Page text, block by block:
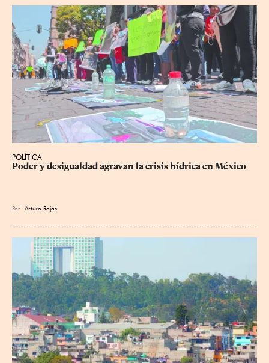
POLÍTICA
Poder y desigualdad agravan la crisis hídrica en México
Por Arturo Rojas